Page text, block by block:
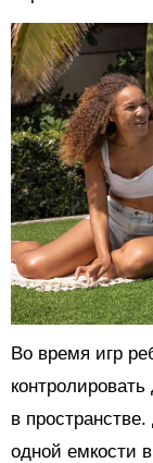
Во время игр
в
одной емкости